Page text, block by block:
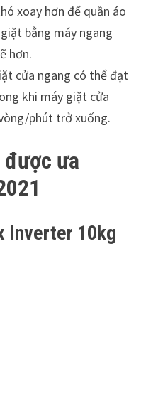
xoay hơn để quần áo
bằng máy ngang
hơn.
cửa ngang có thể đạt
khi máy giặt cửa
phút trở xuống.
được ưa
Inverter 10kg